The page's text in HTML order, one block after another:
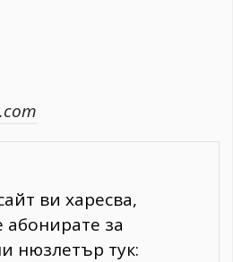
ви харесва,
абонирате за
нюзлетър тук: